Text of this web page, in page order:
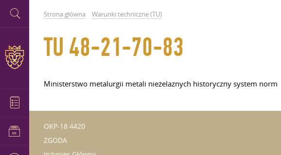
Strona główna Warunki techniczne (TU)
TU 48-21-70-83
Ministerstwo metalurgii metali nieżelaznych historyczny system norm
OKP-18 4420
ZGODA